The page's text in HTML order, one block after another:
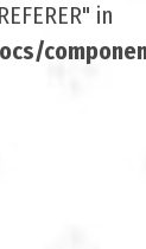
in